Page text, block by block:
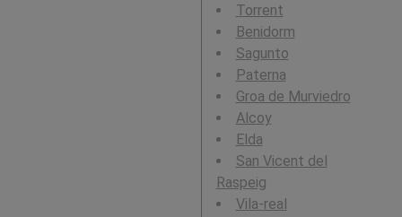
Torrent
Benidorm
Sagunto
Paterna
Groa de Murviedro
Alcoy
Elda
San Vicent del
Raspeig
Vila-real